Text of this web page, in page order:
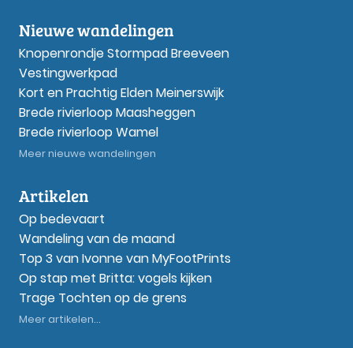
Nieuwe wandelingen
Knopenrondje Stormpad Breeveen
Vestingwerkpad
Kort en Prachtig Elden Meinerswijk
Brede rivierloop Maasheggen
Brede rivierloop Wamel
Meer nieuwe wandelingen
Artikelen
Op bedevaart
Wandeling van de maand
Top 3 van Ivonne van MyFootPrints
Op stap met Britta: vogels kijken
Trage Tochten op de grens
Meer artikelen...